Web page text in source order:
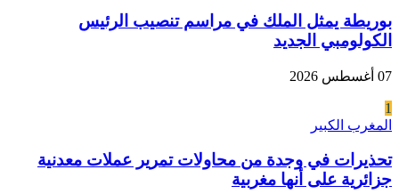
بوريطة يمثل الملك في مراسم تنصيب الرئيس
الكولومبي الجديد
07 أغسطس 2026
1
المغرب الكبير
تحذيرات في وجدة من محاولات تمرير عملات معدنية
جزائرية على أنها مغربية